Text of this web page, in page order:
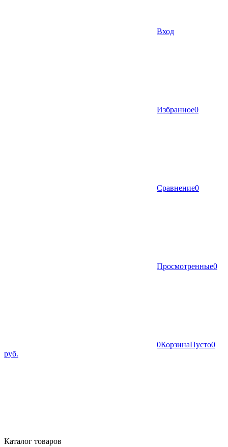
Вход
Избранное0
Сравнение0
Просмотренные0
0КорзинаПусто0
руб.
Каталог товаров